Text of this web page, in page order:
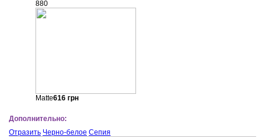
880
Matte616грн
Дополнительно:
Отразить Черно-белое Сепия